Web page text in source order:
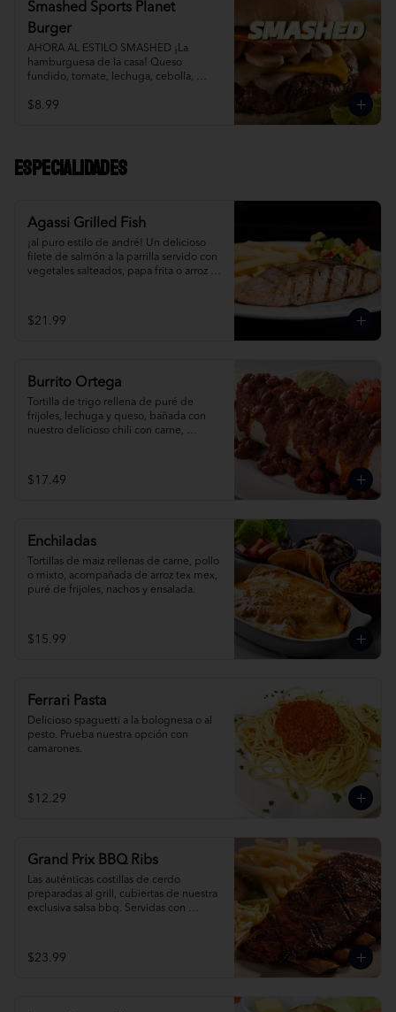
Smashed Sports Planet
Burger
AHORA AL ESTILO SMASHED ¡La
hamburguesa de la casa! Queso
fundido, tomate, lechuga, cebolla,
Agrega Papas Fritas y Gaseosa por
$8.99
Especialidades
Agassi Grilled Fish
¡al puro estilo de andré! Un delicioso
filete de salmón a la parrilla servido con
vegetales salteados, papa frita o arroz te
$21.99
Burrito Ortega
Tortilla de trigo rellena de puré de
frijoles, lechuga y queso, bañada con
nuestro delicioso chili con carne,
carne o pavo.
$17.49
Enchiladas
Tortillas de maiz rellenas de carne, pollo
o mixto, acompañada de arroz tex mex,
puré de frijoles, nachos y ensalada.
$15.99
Ferrari Pasta
Delicioso spaguetti a la bolognesa o al
pesto. Prueba nuestra opción con
camarones.
$12.29
Grand Prix BBQ Ribs
Las auténticas costillas de cerdo
preparadas al grill, cubiertas de nuestra
exclusiva salsa bbq. Servidas con
$23.99